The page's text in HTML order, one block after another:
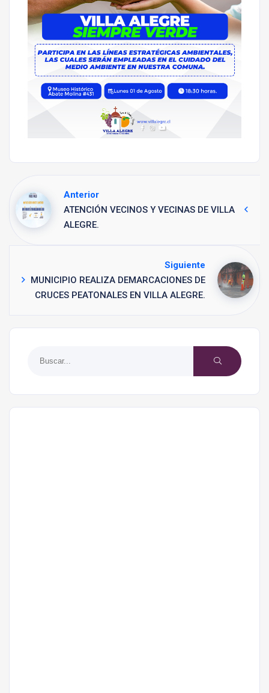
Anterior
ATENCIÓN VECINOS Y VECINAS DE VILLA
ALEGRE.
Siguiente
MUNICIPIO REALIZA DEMARCACIONES DE
CRUCES PEATONALES EN VILLA ALEGRE.